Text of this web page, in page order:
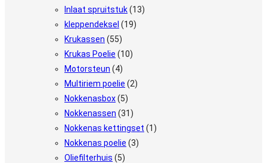
Inlaat spruitstuk(13)
kleppendeksel (19)
Krukassen (55)
Krukas Poelie (10)
Motorsteun (4)
Multiriem poelie (2)
Nokkenasbox(5)
Nokkenassen (31)
Nokkenas kettingset (1)
Nokkenas poelie (3)
Oliefilterhuis (5)